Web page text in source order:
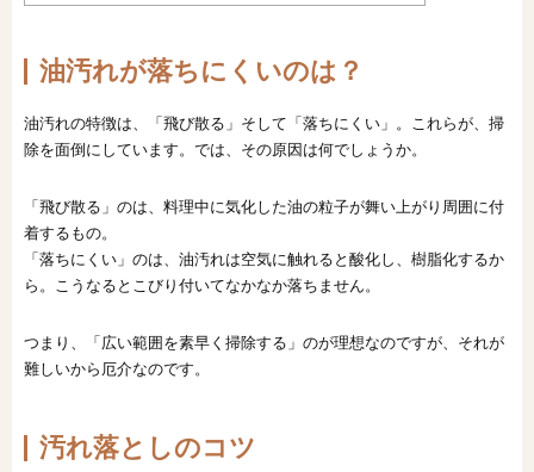
油汚れが落ちにくいのは？
油汚れの特徴は、「飛び散る」そして「落ちにくい」。これらが、掃
除を面倒にしています。では、その原因は何でしょうか。
「飛び散る」のは、料理中に気化した油の粒子が舞い上がり周囲に付
着するもの。
「落ちにくい」のは、油汚れは空気に触れると酸化し、樹脂化するか
ら。こうなるとこびり付いてなかなか落ちません。
つまり、「広い範囲を素早く掃除する」のが理想なのですが、それが
難しいから厄介なのです。
汚れ落としのコツ